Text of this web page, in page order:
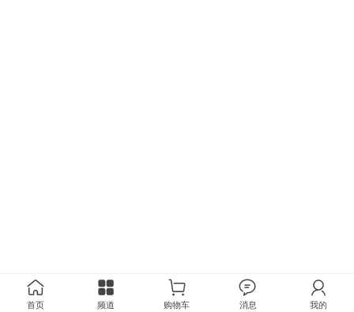
首页 频道 购物车 消息 我的